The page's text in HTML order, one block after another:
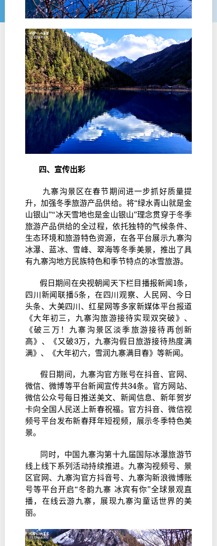
四、宣传出彩
九寨沟景区在春节期间进一步抓好质量提
升，加强冬季旅游产品供给。将“绿水青山就是金
山银山”“冰天雪地也是金山银山”理念贯穿于冬季
旅游产品供给的全过程，依托独特的气候条件、
生态环境和旅游特色资源，在各平台展示九寨沟
冰瀑、蓝冰、雪峰、翠海等冬季美景，推出了具
有九寨沟地方民族特色和季节特点的冰雪旅游。
假日期间在央视朝闻天下栏目播报新闻1条，
四川新闻联播5条，在四川观察、人民网、今日
头条、大美四川、红星网等多家新媒体平台报道
《大年初三，九寨沟旅游接待实现双突破》、
《破三万！九寨沟景区淡季旅游接待再创新
高》、《又破3万，九寨沟假日旅游接待热度满
满》、《大年初六，雪润九寨满目春》等新闻。
假日期间，九寨沟官方账号在抖音、官网、
微信、微博等平台新闻宣传共34条。官方网站、
微信公众号每日推送美文、新闻信息、新年贺岁
卡向全国人民送上新春祝福。官方抖音、微信视
频号平台发布新春拜年短视频，展示冬季特色美
景。
同时，中国九寨沟第十九届国际冰瀑旅游节
线上线下系列活动持续推进。九寨沟视频号、景
区官网、九寨沟官方抖音号、九寨沟新浪微博账
号等平台开启“冬韵九寨 冰宾有你”全球景观直
播，在线云游九寨，展现九寨沟童话世界的美
丽。